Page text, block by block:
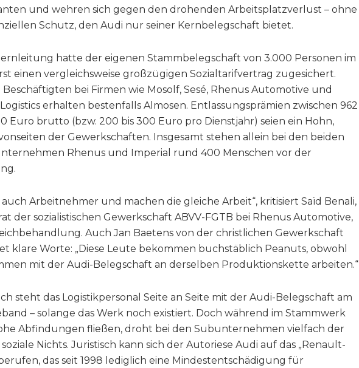
und wehren sich gegen den drohenden Arbeitsplatzverlust – ohne
Schutz, den Audi nur seiner Kernbelegschaft bietet.
hatte der eigenen Stammbelegschaft von 3.000 Personen im
einen vergleichsweise großzügigen Sozialtarifvertrag zugesichert.
Beschäftigten bei Firmen wie Mosolf, Sesé, Rhenus Automotive und
erhalten bestenfalls Almosen. Entlassungsprämien zwischen 962
Euro brutto (bzw. 200 bis 300 Euro pro Dienstjahr) seien ein Hohn,
der Gewerkschaften. Insgesamt stehen allein bei den beiden
Rhenus und Imperial rund 400 Menschen vor der
auch Arbeitnehmer und machen die gleiche Arbeit“, kritisiert Saïd Benali,
der sozialistischen Gewerkschaft ABVV-FGTB bei Rhenus Automotive,
Auch Jan Baetens von der christlichen Gewerkschaft
klare Worte: „Diese Leute bekommen buchstäblich Peanuts, obwohl
mit der Audi-Belegschaft an derselben Produktionskette arbeiten.“
steht das Logistikpersonal Seite an Seite mit der Audi-Belegschaft am
– solange das Werk noch existiert. Doch während im Stammwerk
Abfindungen fließen, droht bei den Subunternehmen vielfach der
soziale Nichts. Juristisch kann sich der Autoriese Audi auf das „Renault-
das seit 1998 lediglich eine Mindestentschädigung für